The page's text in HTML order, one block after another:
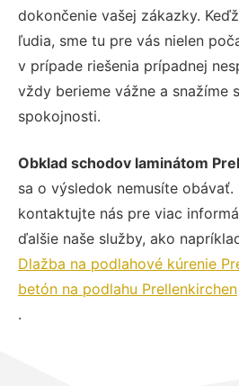
dokončenie vašej zákazky.
ľudia, sme tu pre vás nielen
v prípade riešenia prípadnej
vždy berieme vážne a snažíme
spokojnosti.
Obklad schodov laminátom
sa o výsledok nemusíte obávať.
kontaktujte nás pre viac
ďalšie naše služby, ako
Dlažba na podlahové kúrenie
betón na podlahu Prellenkirchen
.